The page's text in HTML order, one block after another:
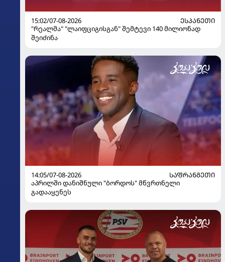
15:02/07-08-2026
ᲔᲡᲞᲐᲜᲔᲗᲘ
"რეალმა" "ლაიფციგისგან" შემტევი 140 მილიონად
შეიძინა
14:05/07-08-2026
ᲡᲐᲤᲠᲐᲜᲒᲔᲗᲘ
აპრილში დანიშნული "ბორდოს" მწვრთნელი
გადააყენეს